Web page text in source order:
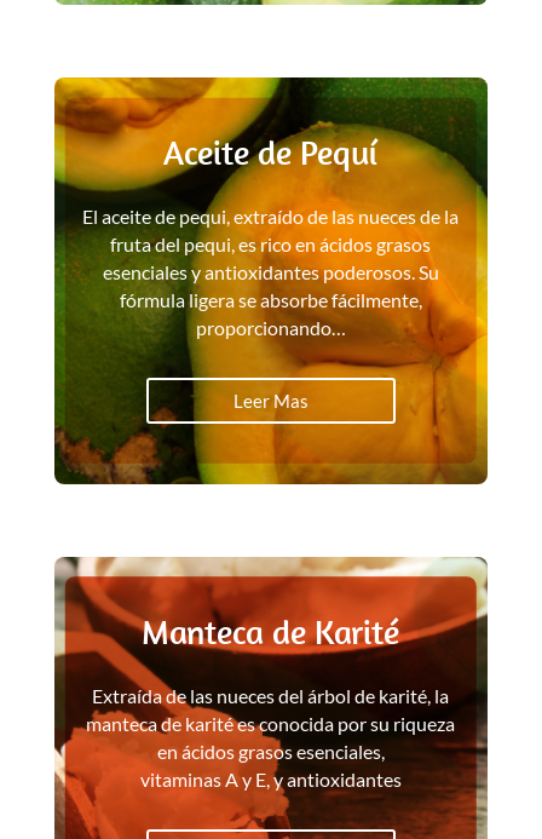
Aceite de Pequí
El aceite de pequi, extraído de las nueces de la
fruta del pequi, es rico en ácidos grasos
esenciales y antioxidantes poderosos. Su
fórmula ligera se absorbe fácilmente,
proporcionando…
Leer Mas
Manteca de Karité
Extraída de las nueces del árbol de karité, la
manteca de karité es conocida por su riqueza
en ácidos grasos esenciales,
vitaminas A y E, y antioxidantes